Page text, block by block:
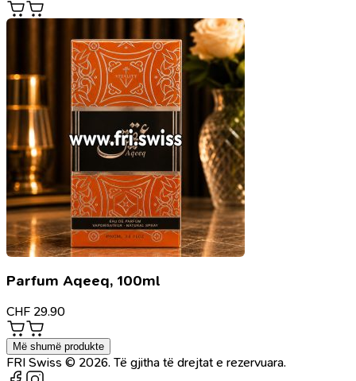
Parfum Aqeeq, 100ml
CHF 29.90
Më shumë produkte
FRI Swiss © 2026. Të gjitha të drejtat e rezervuara.